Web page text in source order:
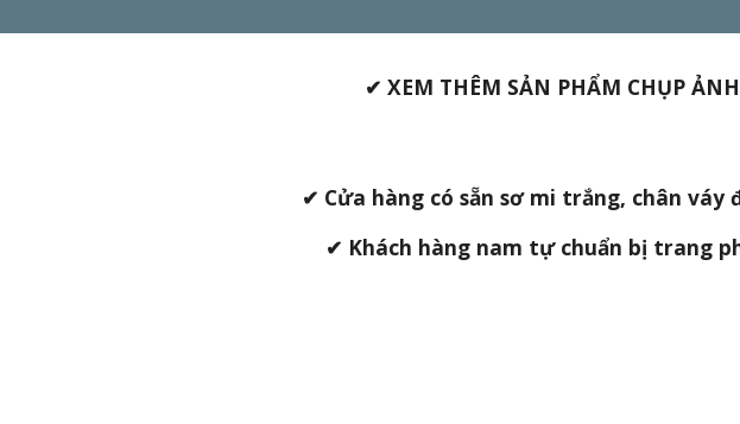
✔ XEM THÊM SẢN PHẨM CHỤP
✔ Cửa hàng có sẵn sơ mi trắng, chân
✔ Khách hàng nam tự chuẩn bị trang